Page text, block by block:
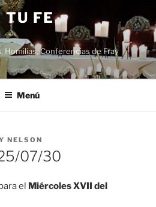
TU FE
Homilias, Conferencias de Fray
Menú
NELSON
07/30
el Miércoles XVII del